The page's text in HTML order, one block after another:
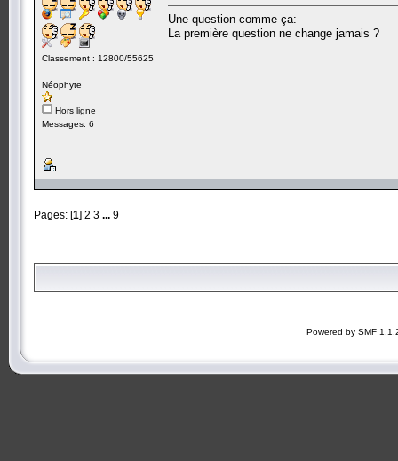
Classement : 12800/55625
Néophyte
Hors ligne
Messages: 6
Une question comme ça:
La première question ne change jamais ?
Pages: [1] 2 3 ... 9
Powered by SMF